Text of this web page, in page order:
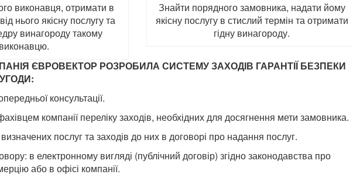
виконавця, отримати в
нього якісну послугу та
винагороду такому
виконавцю.
Знайти порядного замовника, надати йому
якісну послугу в стислий термін та отримати
гідну винагороду.
ЄВРОВЕКТОР РОЗРОБИЛА СИСТЕМУ ЗАХОДІВ ГАРАНТІЇ БЕЗПЕКИ
консультації.
компанії переліку заходів, необхідних для досягнення мети замовника.
послуг та заходів до них в договорі про надання послуг.
в електронному вигляді (публічний договір) згідно законодавства про
або в офісі компанії.